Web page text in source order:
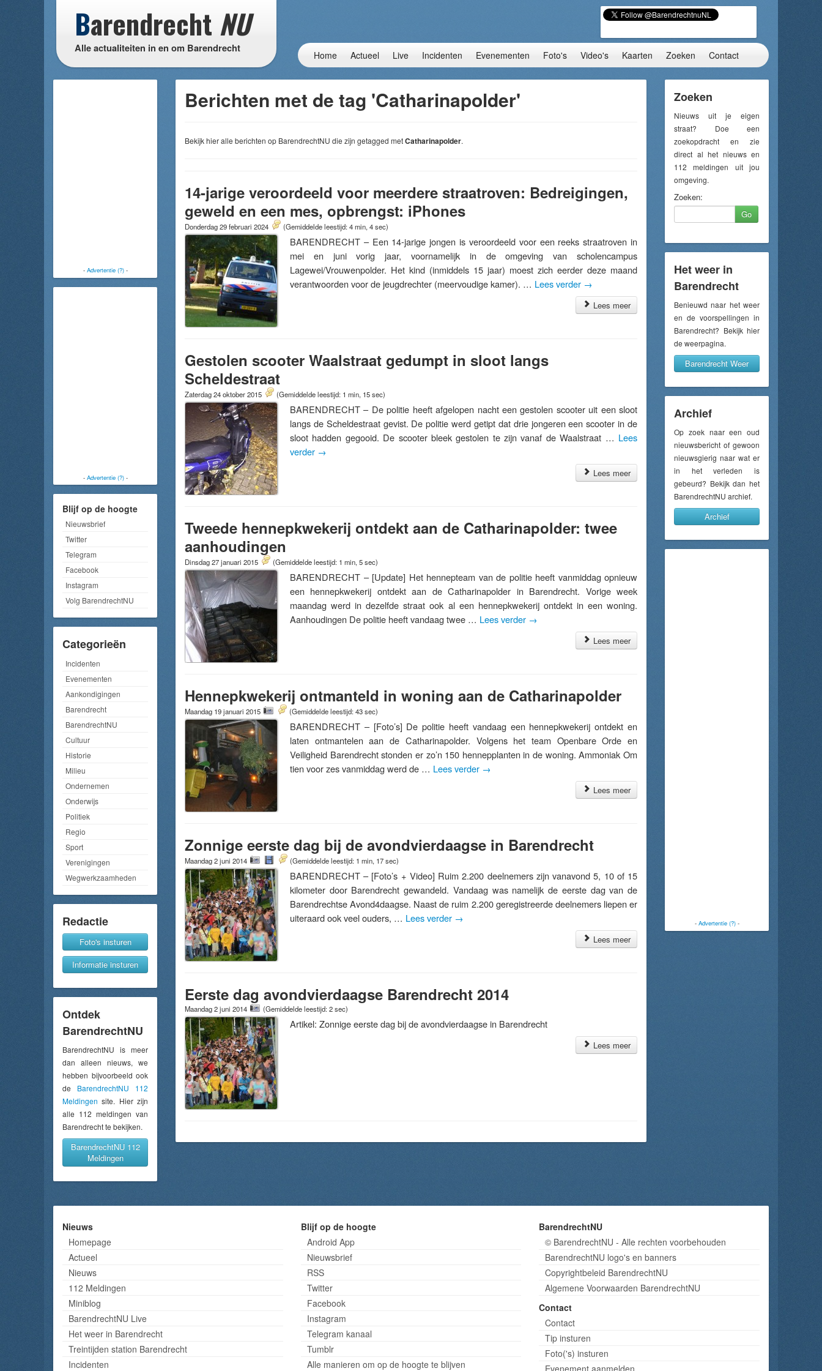
Barendrecht NU
Alle actualiteiten in en om Barendrecht
Home Actueel Live Incidenten Evenementen Foto's Video's Kaarten Zoeken Contact
- Advertentie (?)-
- Advertentie (?)-
Blijf op de hoogte
Nieuwsbrief
Twitter
Telegram
Facebook
Instagram
Volg BarendrechtNU
Categorieën
Incidenten
Evenementen
Aankondigingen
Barendrecht
BarendrechtNU
Cultuur
Historie
Milieu
Ondernemen
Onderwijs
Politiek
Regio
Sport
Verenigingen
Wegwerkzaamheden
Redactie
Foto's insturen
Informatie insturen
Ontdek
BarendrechtNU
BarendrechtNU is meer
dan alleen nieuws, we
hebben bijvoorbeeld ook
de BarendrechtNU 112
Meldingen site. Hier zijn
alle 112 meldingen van
Barendrecht te bekijken.
BarendrechtNU 112
Meldingen
Berichten met de tag 'Catharinapolder'
Bekijk hier alle berichten op BarendrechtNU die zijn getagged metCatharinapolder.
14-jarige veroordeeld voor meerdere straatroven: Bedreigingen,
geweld en een mes, opbrengst: iPhones
Donderdag 29 februari 2024 (Gemiddelde leestijd: 4 min, 4 sec)
BARENDRECHT – Een 14-jarige jongen is veroordeeld voor een reeks straatroven in
mei en juni vorig jaar, voornamelijk in de omgeving van scholencampus
Lagewei/Vrouwenpolder. Het kind (inmiddels 15 jaar) moest zich eerder deze maand
verantwoorden voor de jeugdrechter (meervoudige kamer). … Lees verder →
Lees meer
Gestolen scooter Waalstraat gedumpt in sloot langs
Scheldestraat
Zaterdag 24 oktober 2015 (Gemiddelde leestijd: 1 min, 15 sec)
BARENDRECHT – De politie heeft afgelopen nacht een gestolen scooter uit een sloot
langs de Scheldestraat gevist. De politie werd getipt dat drie jongeren een scooter in de
sloot hadden gegooid. De scooter bleek gestolen te zijn vanaf de Waalstraat … Lees
verder →
Lees meer
Tweede hennepkwekerij ontdekt aan de Catharinapolder: twee
aanhoudingen
Dinsdag 27 januari 2015 (Gemiddelde leestijd: 1 min, 5 sec)
BARENDRECHT – [Update] Het hennepteam van de politie heeft vanmiddag opnieuw
een hennepkwekerij ontdekt aan de Catharinapolder in Barendrecht. Vorige week
maandag werd in dezelfde straat ook al een hennepkwekerij ontdekt in een woning.
Aanhoudingen De politie heeft vandaag twee … Lees verder →
Lees meer
Hennepkwekerij ontmanteld in woning aan de Catharinapolder
Maandag 19 januari 2015 (Gemiddelde leestijd: 43 sec)
BARENDRECHT – [Foto’s] De politie heeft vandaag een hennepkwekerij ontdekt en
laten ontmantelen aan de Catharinapolder. Volgens het team Openbare Orde en
Veiligheid Barendrecht stonden er zo’n 150 hennepplanten in de woning. Ammoniak Om
tien voor zes vanmiddag werd de … Lees verder →
Lees meer
Zonnige eerste dag bij de avondvierdaagse in Barendrecht
Maandag 2 juni 2014 (Gemiddelde leestijd: 1 min, 17 sec)
BARENDRECHT – [Foto’s + Video] Ruim 2.200 deelnemers zijn vanavond 5, 10 of 15
kilometer door Barendrecht gewandeld. Vandaag was namelijk de eerste dag van de
Barendrechtse Avond4daagse. Naast de ruim 2.200 geregistreerde deelnemers liepen er
uiteraard ook veel ouders, … Lees verder →
Lees meer
Eerste dag avondvierdaagse Barendrecht 2014
Maandag 2 juni 2014 (Gemiddelde leestijd: 2 sec)
Artikel: Zonnige eerste dag bij de avondvierdaagse in Barendrecht
Lees meer
Zoeken
Nieuws uit je eigen
straat? Doe een
zoekopdracht en zie
direct al het nieuws en
112 meldingen uit jou
omgeving.
Zoeken:
Go
Het weer in
Barendrecht
Benieuwd naar het weer
en de voorspellingen in
Barendrecht? Bekijk hier
de weerpagina.
Barendrecht Weer
Archief
Op zoek naar een oud
nieuwsbericht of gewoon
nieuwsgierig naar wat er
in het verleden is
gebeurd? Bekijk dan het
BarendrechtNU archief.
Archief
- Advertentie (?)-
Nieuws
Homepage
Actueel
Nieuws
112 Meldingen
Miniblog
BarendrechtNU Live
Het weer in Barendrecht
Treintijden station Barendrecht
Incidenten
Blijf op de hoogte
Android App
Nieuwsbrief
RSS
Twitter
Facebook
Instagram
Telegram kanaal
Tumblr
Alle manieren om op de hoogte te blijven
BarendrechtNU
© BarendrechtNU - Alle rechten voorbehouden
BarendrechtNU logo's en banners
Copyrightbeleid BarendrechtNU
Algemene Voorwaarden BarendrechtNU
Contact
Contact
Tip insturen
Foto('s) insturen